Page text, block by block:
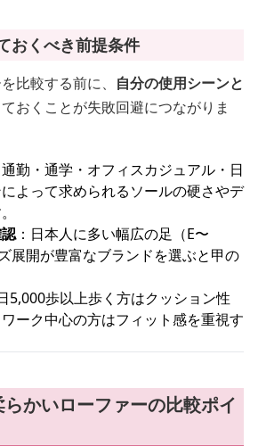
おくべき前提条件
比較する前に、 自分の使用シーンと
おくことが失敗回避につながりま
勤・通学・オフィスカジュアル・日
よって求められるソールの硬さやデ
：日本人に多い幅広の足（E〜
展開が豊富なブランドを選ぶと甲の
5,000歩以上歩く方はクッション性
ーク中心の方はフィット感を重視す
かいローファーの比較ポイ